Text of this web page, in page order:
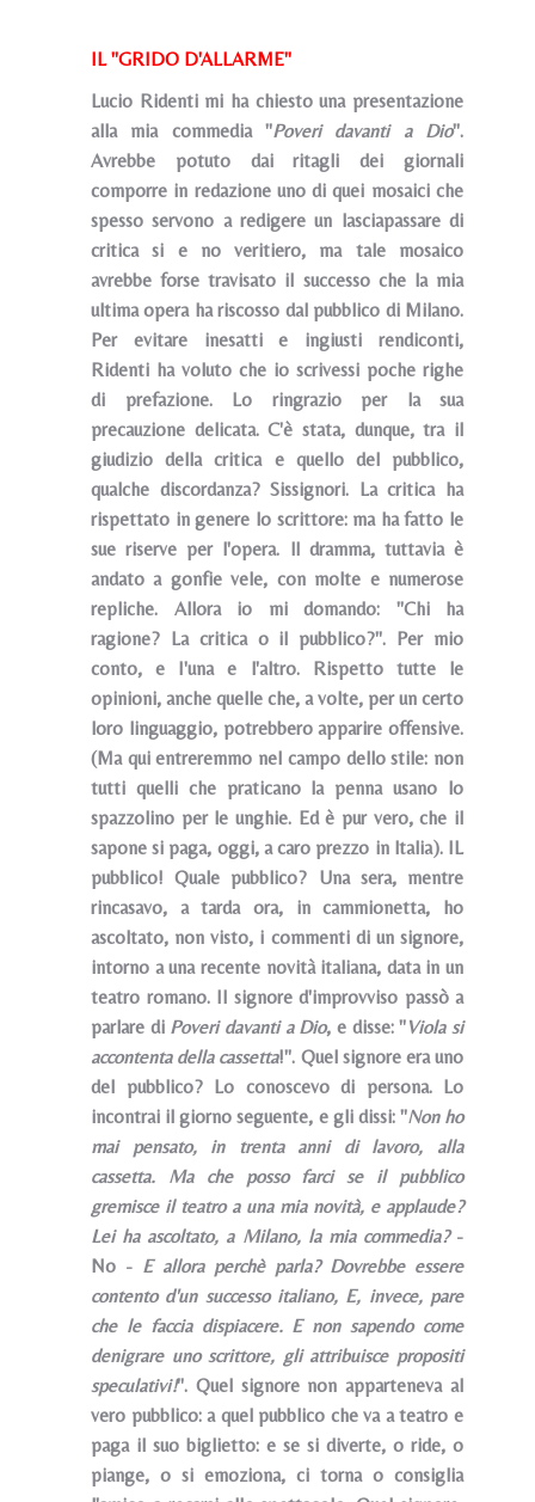
IL "GRIDO D'ALLARME"
Lucio Ridenti mi ha chiesto una presentazione
alla mia commedia "Poveri davanti a Dio".
Avrebbe potuto dai ritagli dei giornali
comporre in redazione uno di quei mosaici che
spesso servono a redigere un lasciapassare di
critica si e no veritiero, ma tale mosaico
avrebbe forse travisato il successo che la mia
ultima opera ha riscosso dal pubblico di Milano.
Per evitare inesatti e ingiusti rendiconti,
Ridenti ha voluto che io scrivessi poche righe
di prefazione. Lo ringrazio per la sua
precauzione delicata. C'è stata, dunque, tra il
giudizio della critica e quello del pubblico,
qualche discordanza? Sissignori. La critica ha
rispettato in genere lo scrittore: ma ha fatto le
sue riserve per l'opera. ll dramma, tuttavia è
andato a gonfie vele, con molte e numerose
repliche. Allora io mi domando: "Chi ha
ragione? La critica o il pubblico?". Per mio
conto, e I'una e l'altro. Rispetto tutte le
opinioni, anche quelle che, a volte, per un certo
loro linguaggio, potrebbero apparire offensive.
(Ma qui entreremmo nel campo dello stile: non
tutti quelli che praticano la penna usano lo
spazzolino per le unghie. Ed è pur vero, che il
sapone si paga, oggi, a caro prezzo in ltalia). IL
pubblico! Quale pubblico? Una sera, mentre
rincasavo, a tarda ora, in cammionetta, ho
ascoltato, non visto, i commenti di un signore,
intorno a una recente novità italiana, data in un
teatro romano. Il signore d'improvviso passò a
parlare di Poveri davanti a Dio, e disse: "Viola si
accontenta della cassetta!". Quel signore era uno
del pubblico? Lo conoscevo di persona. Lo
incontrai il giorno seguente, e gli dissi: "Non ho
mai pensato, in trenta anni di lavoro, alla
cassetta. Ma che posso farci se il pubblico
gremisce il teatro a una mia novità, e applaude?
Lei ha ascoltato, a Milano, la mia commedia?-
No - E allora perchè parla? Dovrebbe essere
contento d'un successo italiano, E, invece, pare
che le faccia dispiacere. E non sapendo come
denigrare uno scrittore, gli attribuisce propositi
speculativi!". Quel signore non apparteneva al
vero pubblico: a quel pubblico che va a teatro e
paga il suo biglietto: e se si diverte, o ride, o
piange, o si emoziona, ci torna o consiglia